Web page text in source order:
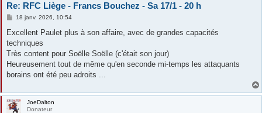
Re: RFC Liège - Francs Bouchez - Sa 17/1 - 20 h
M
s
a
g
18 janv. 2026, 10:54
Excellent Paulet plus à son affaire, avec de grandes capacités
techniques
Très content pour Soëlle Soëlle (c'était son jour)
Heureusement tout de même qu'en seconde mi-temps les attaquants
borains ont été peu adroits ...
JoeDalton
Donateur